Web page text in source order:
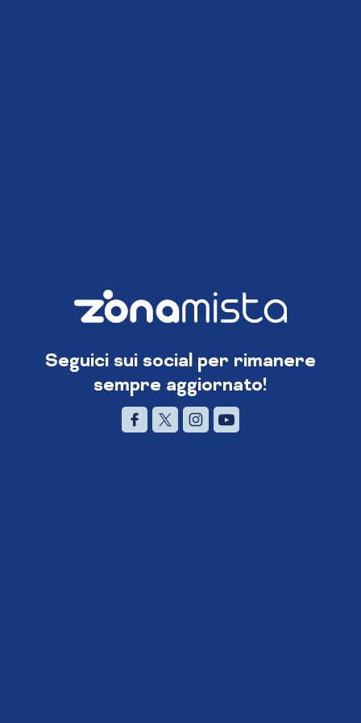
Seguici sui social per rimanere
sempre aggiornato!